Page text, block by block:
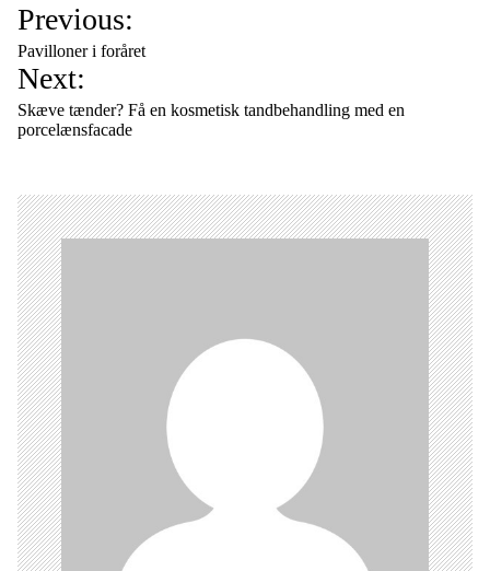
I
n
d
l
æ
s
n
a
v
i
g
a
t
i
o
n
Previous:
Pavilloner i foråret
Next:
Skæve tænder? Få en kosmetisk tandbehandling med en
porcelænsfacade